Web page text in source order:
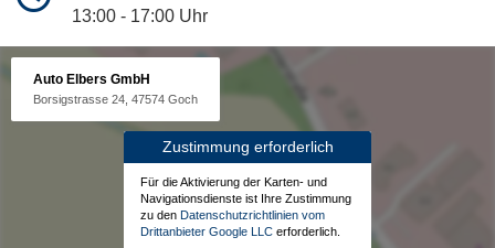
13:00 - 17:00 Uhr
Auto Elbers GmbH
Borsigstrasse 24, 47574 Goch
Zustimmung erforderlich
Für die Aktivierung der Karten- und
Navigationsdienste ist Ihre Zustimmung
zu den Datenschutzrichtlinien vom
Drittanbieter Google LLC erforderlich.